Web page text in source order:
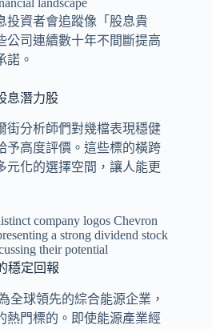
投資者會追蹤像「股息貴
公司連續數十年不間斷提高
諾。
息潛力股
街分析師們對幾檔表現穩健
予高度評價。這些標的橫跨
元化的選擇空間，讓人能更
穩定回報
全球領先的綜合能源企業，
熱門標的。即使能源產業經